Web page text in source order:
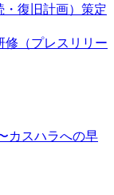
・復旧計画）策定
修（プレスリリー
カスハラへの早